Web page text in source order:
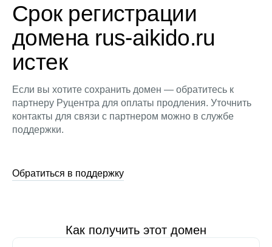
Срок регистрации
домена rus-aikido.ru
истек
Если вы хотите сохранить домен — обратитесь к
партнеру Руцентра для оплаты продления. Уточнить
контакты для связи с партнером можно в службе
поддержки.
Обратиться в поддержку
Как получить этот домен